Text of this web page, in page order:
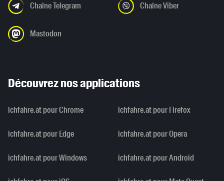
Chaîne Telegram Chaîne Viber
Mastodon
Découvrez nos applications
ichfahre.at pour Chrome ichfahre.at pour Firefox
ichfahre.at pour Edge ichfahre.at pour Opera
ichfahre.at pour Windows ichfahre.at pour Android